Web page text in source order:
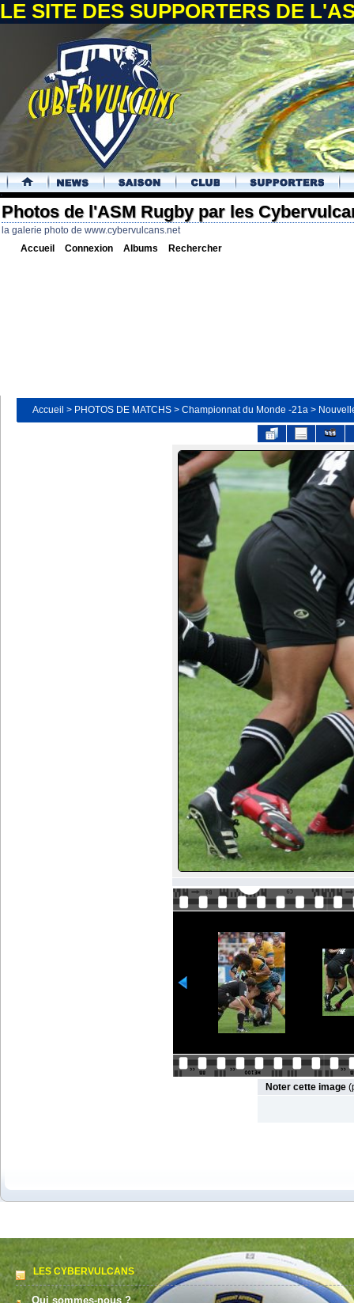
LE SITE DES SUPPORTERS DE
.
Photos de l'ASM Rugby par les
la galerie photo de www.cybervulcans.net
Accueil Connexion Albums Rechercher
Accueil > PHOTOS DE MATCHS > Championnat du Monde -21a >
Noter cette image
LES CYBERVULCANS
Qui sommes-nous ?